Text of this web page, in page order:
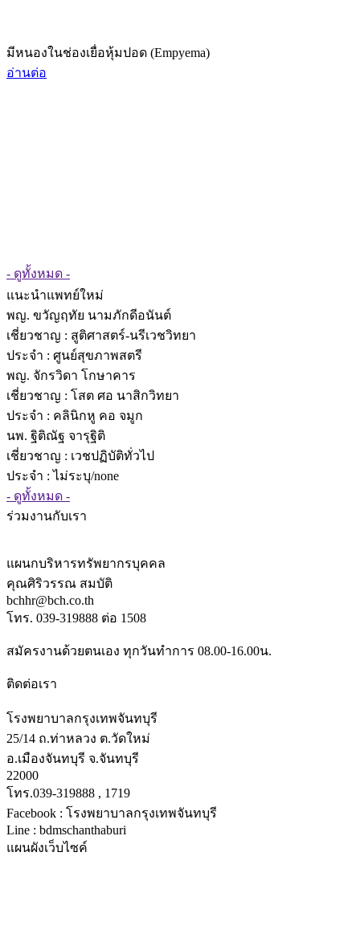
มีหนองในช่องเยื่อหุ้มปอด (Empyema)
อ่านต่อ
- ดูทั้งหมด -
แนะนำแพทย์ใหม่
พญ. ขวัญฤทัย นามภักดีอนันต์
เชี่ยวชาญ : สูติศาสตร์-นรีเวชวิทยา
ประจำ : ศูนย์สุขภาพสตรี
พญ. จักรวิดา โกษาคาร
เชี่ยวชาญ : โสต ศอ นาสิกวิทยา
ประจำ : คลินิกหู คอ จมูก
นพ. ฐิติณัฐ จารุฐิติ
เชี่ยวชาญ : เวชปฏิบัติทั่วไป
ประจำ : ไม่ระบุ/none
- ดูทั้งหมด -
ร่วมงานกับเรา
แผนกบริหารทรัพยากรบุคคล
คุณศิริวรรณ สมบัติ
bchhr@bch.co.th
โทร. 039-319888 ต่อ 1508
สมัครงานด้วยตนเอง ทุกวันทำการ 08.00-16.00น.
ติดต่อเรา
โรงพยาบาลกรุงเทพจันทบุรี
25/14 ถ.ท่าหลวง ต.วัดใหม่
อ.เมืองจันทบุรี จ.จันทบุรี
22000
โทร.039-319888 , 1719
Facebook : โรงพยาบาลกรุงเทพจันทบุรี
Line : bdmschanthaburi
แผนผังเว็บไซค์